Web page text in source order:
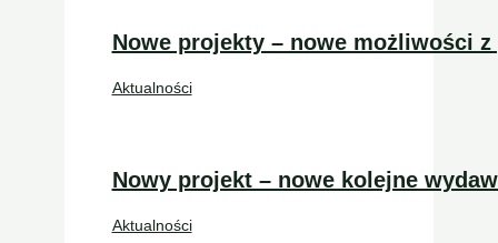
Nowe projekty – nowe możliwości
Aktualności
Nowy projekt – nowe kolejne
Aktualności